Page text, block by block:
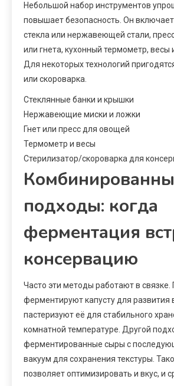
Небольшой набор инструментов
повышает безопасность. Он
стекла или нержавеющей стали,
или гнета, кухонный термометр, весы
Для некоторых технологий
или скороварка.
Стеклянные банки и крышки
Нержавеющие миски и ложки
Гнет или пресс для овощей
Термометр и весы
Стерилизатор/скороварка для
подходы: когда
ферментация
консервацию
Часто эти методы работают в
ферментируют капусту для развития
пастеризуют её для стабильного
комнатной температуре. Другой
ферментированные сыры с
вакуум для сохранения текстуры.
позволяет оптимизировать и вкус, и